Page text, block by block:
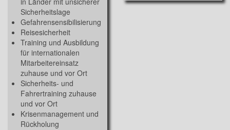
Sicherheitslage
Gefahrensensibilisierung
Reisesicherheit
Training und Ausbildung
für internationalen
Mitarbeitereinsatz
zuhause und vor Ort
Sicherheits- und
Fahrertraining zuhause
und vor Ort
Krisenmanagement und
Rückholung